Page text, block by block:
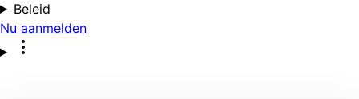
Beleid
Nu aanmelden